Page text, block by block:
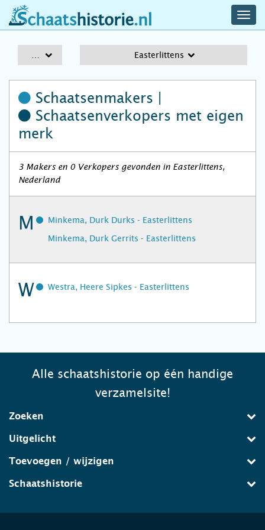
schaatshistorie.nl
Easterlittens
Schaatsenmakers |
Schaatsenverkopers met eigen
merk
3 Makers en 0 Verkopers gevonden in Easterlittens,
Nederland
M
Minkema, Durk Durks - Easterlittens
Minkema, Durk Gerrits - Easterlittens
W Westra, Heere Sipkes - Easterlittens
Alle schaatshistorie op één handige
verzamelsite!
Zoeken
Uitgelicht
Toevoegen / wijzigen
Schaatshistorie